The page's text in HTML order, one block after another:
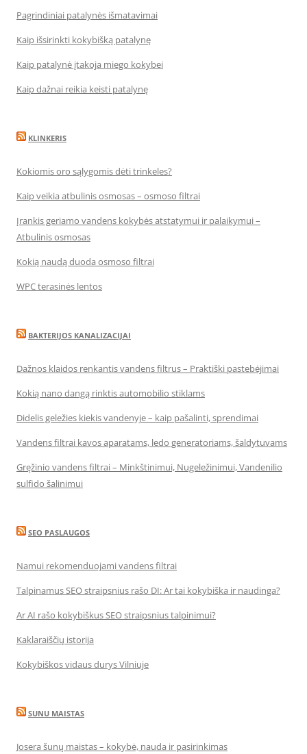
Pagrindiniai patalynės išmatavimai
Kaip išsirinkti kokybišką patalynę
Kaip patalynė įtakoja miego kokybei
Kaip dažnai reikia keisti patalynę
KLINKERIS
Kokiomis oro sąlygomis dėti trinkeles?
Kaip veikia atbulinis osmosas – osmoso filtrai
Įrankis geriamo vandens kokybės atstatymui ir palaikymui –
Atbulinis osmosas
Kokią naudą duoda osmoso filtrai
WPC terasinės lentos
BAKTERIJOS KANALIZACIJAI
Dažnos klaidos renkantis vandens filtrus – Praktiški pastebėjimai
Kokią nano dangą rinktis automobilio stiklams
Didelis geležies kiekis vandenyje – kaip pašalinti, sprendimai
Vandens filtrai kavos aparatams, ledo generatoriams, šaldytuvams
Gręžinio vandens filtrai – Minkštinimui, Nugeležinimui, Vandenilio
sulfido šalinimui
SEO PASLAUGOS
Namui rekomenduojami vandens filtrai
Talpinamus SEO straipsnius rašo DI: Ar tai kokybiška ir naudinga?
Ar AI rašo kokybiškus SEO straipsnius talpinimui?
Kaklaraiščių istorija
Kokybiškos vidaus durys Vilniuje
SUNU MAISTAS
Josera šunų maistas – kokybė, nauda ir pasirinkimas